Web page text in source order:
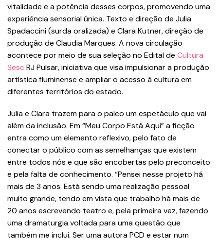
vitalidade e a potência desses corpos, promovendo uma
experiência sensorial única. Texto e direção de Julia
Spadaccini (surda oralizada) e Clara Kutner, direção de
produção de Claudia Marques. A nova circulação
acontece por meio de sua seleção no Edital de Cultura
Sesc RJ Pulsar, iniciativa que visa impulsionar a produção
artística fluminense e ampliar o acesso à cultura em
diferentes territórios do estado.
Julia e Clara trazem para o palco um espetáculo que vai
além da inclusão. Em “Meu Corpo Está Aqui” a ficção
entra como um elemento reflexivo, pelo fato de
conectar o público com as semelhanças que existem
entre todos nós e que são encobertas pelo preconceito
e pela falta de conhecimento. “Pensei nesse projeto há
mais de 3 anos. Está sendo uma realização pessoal
muito grande, tendo em vista que trabalho há mais de
20 anos escrevendo teatro e, pela primeira vez, fazendo
uma dramaturgia voltada para uma questão que
também me inclui. Ser uma autora PCD e estar num